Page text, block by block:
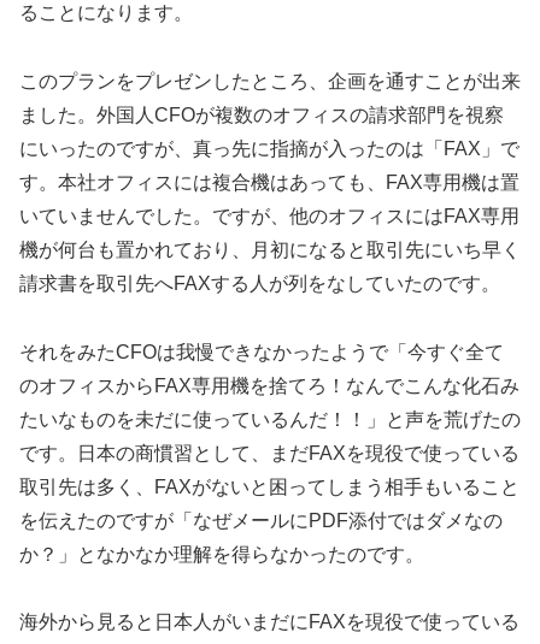
ることになります。
このプランをプレゼンしたところ、企画を通すことが出来
ました。外国人CFOが複数のオフィスの請求部門を視察
にいったのですが、真っ先に指摘が入ったのは「FAX」で
す。本社オフィスには複合機はあっても、FAX専用機は置
いていませんでした。ですが、他のオフィスにはFAX専用
機が何台も置かれており、月初になると取引先にいち早く
請求書を取引先へFAXする人が列をなしていたのです。
それをみたCFOは我慢できなかったようで「今すぐ全て
のオフィスからFAX専用機を捨てろ！なんでこんな化石み
たいなものを未だに使っているんだ！！」と声を荒げたの
です。日本の商慣習として、まだFAXを現役で使っている
取引先は多く、FAXがないと困ってしまう相手もいること
を伝えたのですが「なぜメールにPDF添付ではダメなの
か？」となかなか理解を得らなかったのです。
海外から見ると日本人がいまだにFAXを現役で使っている